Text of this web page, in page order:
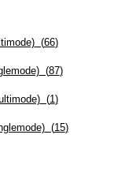
(66)
(87)
(1)
(15)